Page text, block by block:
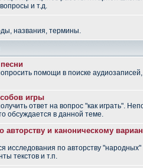
и т.д.
названия, термины.
помощи в поиске аудиозаписей,
игры
ответ на вопрос "как играть".
обсуждается в данной теме.
авторству и каноническому
исследования по авторству "народных"
текстов и т.п.